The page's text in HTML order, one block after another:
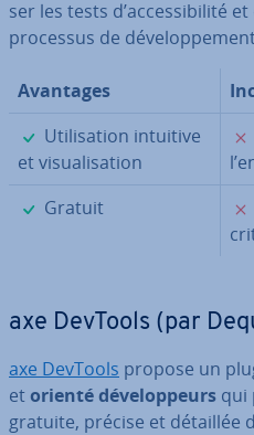
ser les tests d’ac­ces­si­bi­lité
processus de
Avantages
✓
Uti­li­sa­tion intuitive
et vi­sua­li­sa­tion
✓
Gratuit
axe DevTools (par
axe DevTools propose un
etorienté dé­ve­lop­peurs qui
gratuite, précise et détaillée